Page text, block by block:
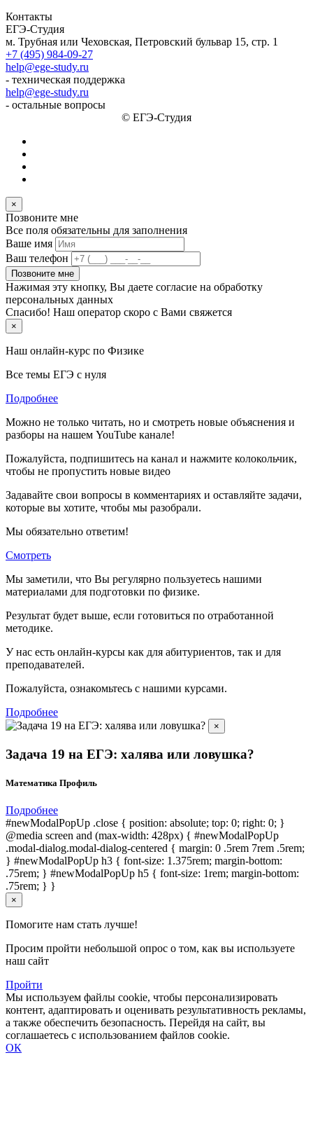
Контакты
ЕГЭ-Студия
м. Трубная или Чеховская, Петровский бульвар 15, стр. 1
+7 (495) 984-09-27
help@ege-study.ru
- техническая поддержка
help@ege-study.ru
- остальные вопросы
© ЕГЭ-Студия
×
Позвоните мне
Все поля обязательны для заполнения
Ваше имя
Ваш телефон
Позвоните мне
Нажимая эту кнопку, Вы даете согласие на обработку
персональных данных
Спасибо! Наш оператор скоро с Вами свяжется
×
Наш онлайн-курс по Физике
Все темы ЕГЭ с нуля
Подробнее
Можно не только читать, но и смотреть новые объяснения и
разборы на нашем YouTube канале!
Пожалуйста, подпишитесь на канал и нажмите колокольчик,
чтобы не пропустить новые видео
Задавайте свои вопросы в комментариях и оставляйте задачи,
которые вы хотите, чтобы мы разобрали.
Мы обязательно ответим!
Смотреть
Мы заметили, что Вы регулярно пользуетесь нашими
материалами для подготовки по физике.
Результат будет выше, если готовиться по отработанной
методике.
У нас есть онлайн-курсы как для абитуриентов, так и для
преподавателей.
Пожалуйста, ознакомьтесь с нашими курсами.
Подробнее
×
Задача 19 на ЕГЭ: халява или ловушка?
Математика Профиль
Подробнее
#newModalPopUp .close { position: absolute; top: 0; right: 0; }
@media screen and (max-width: 428px) { #newModalPopUp
.modal-dialog.modal-dialog-centered { margin: 0 .5rem 7rem .5rem;
} #newModalPopUp h3 { font-size: 1.375rem; margin-bottom:
.75rem; } #newModalPopUp h5 { font-size: 1rem; margin-bottom:
.75rem; } }
×
Помогите нам стать лучше!
Просим пройти небольшой опрос о том, как вы используете
наш сайт
Пройти
Мы используем файлы cookie, чтобы персонализировать
контент, адаптировать и оценивать результативность рекламы,
а также обеспечить безопасность. Перейдя на сайт, вы
соглашаетесь с использованием файлов cookie.
ОК